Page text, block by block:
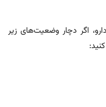
اگر دچار وضعیت‌های زیر